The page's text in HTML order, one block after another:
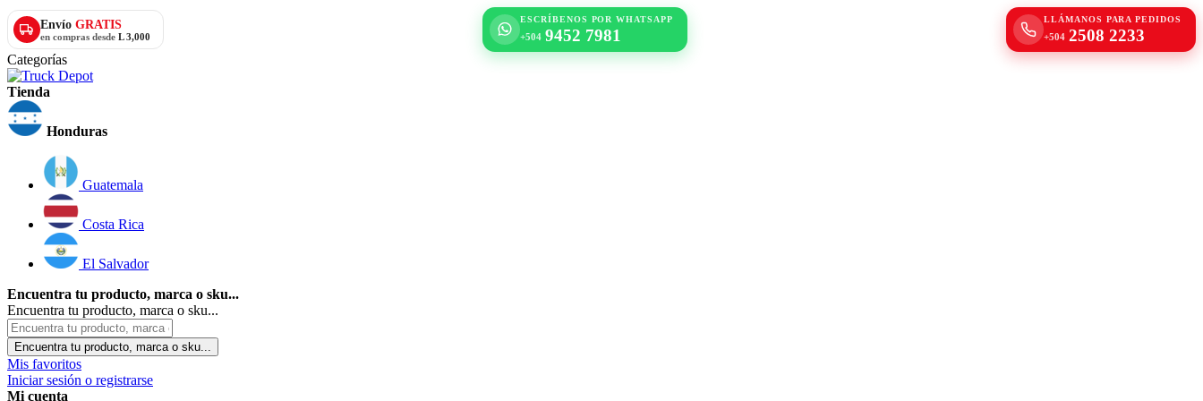
Envío GRATIS
en compras desde L 3,000
ESCRÍBENOS POR WHATSAPP
+504 9452 7981
LLÁMANOS PARA PEDIDOS
+504 2508 2233
Categorías
Tienda
Honduras
Guatemala
Costa Rica
El Salvador
Encuentra tu producto, marca o sku...
Encuentra tu producto, marca o sku...
Encuentra tu producto, marca o sku...
Mis favoritos
Iniciar sesión o registrarse
Mi cuenta